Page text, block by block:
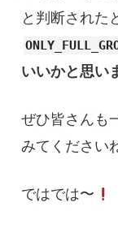
と判断された
いいかと思い
ぜひ皆さんも
みてください
ではでは〜